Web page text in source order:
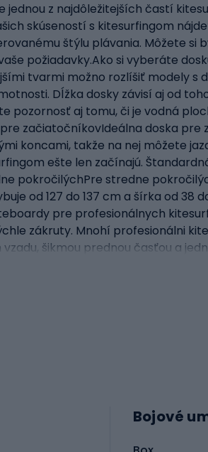
jednou z najdôležitejších častí
skúseností s kitesurfingom
štýlu plávania. Môžete si
požiadavky.Ako si vyberáte
tvarmi možno rozlíšiť modely s
Dĺžka dosky závisí aj od
aj tomu, či je vodná
začiatočníkovIdeálna doska
koncami, takže na nej môžete
ešte len začínajú.
pokročilýchPre stredne
od 127 do 137 cm a šírka od
pre profesionálnych
zákruty. Mnohí profesionálni
šikmou prednou časťou a
cm a šírka je približne 60
rôznym štýlom plávania a
Bojové